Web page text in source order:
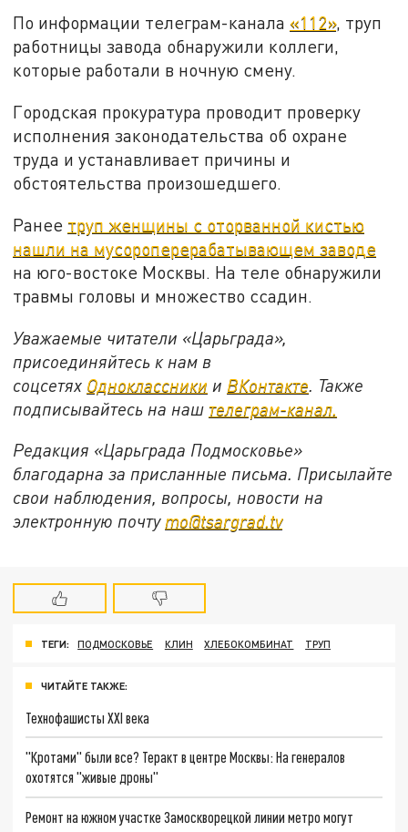
По информации телеграм-канала «112», труп
работницы завода обнаружили коллеги,
которые работали в ночную смену.
Городская прокуратура проводит проверку
исполнения законодательства об охране
труда и устанавливает причины и
обстоятельства произошедшего.
Ранее труп женщины с оторванной кистью
нашли на мусороперерабатывающем заводе
на юго-востоке Москвы. На теле обнаружили
травмы головы и множество ссадин.
Уважаемые читатели «Царьграда»,
присоединяйтесь к нам в
соцсетях Одноклассники и ВКонтакте . Также
подписывайтесь на наш телеграм-канал.
Редакция «Царьграда Подмосковье»
благодарна за присланные письма. Присылайте
свои наблюдения, вопросы, новости на
электронную почту mo@tsargrad.tv
ТЕГИ: ПОДМОСКОВЬЕ КЛИН ХЛЕБОКОМБИНАТ ТРУП
ЧИТАЙТЕ ТАКЖЕ:
Технофашисты XXI века
"Кротами" были все? Теракт в центре Москвы: На генералов
охотятся "живые дроны"
Ремонт на южном участке Замоскворецкой линии метро могут